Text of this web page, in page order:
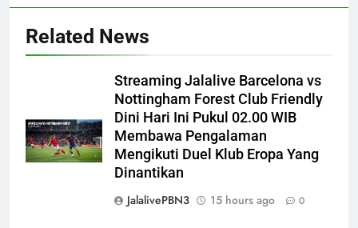
Related News
Streaming Jalalive Barcelona vs
Nottingham Forest Club Friendly
Dini Hari Ini Pukul 02.00 WIB
Membawa Pengalaman
Mengikuti Duel Klub Eropa Yang
Dinantikan
JalalivePBN3
15 hours ago 0